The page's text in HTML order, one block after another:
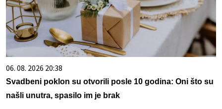
06. 08. 2026 20:38
Svadbeni poklon su otvorili posle 10 godina: Oni što su
našli unutra, spasilo im je brak